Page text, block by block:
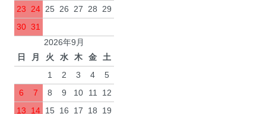
23 24 25 26 27 28 29
30 31
2026年9月
日
月 火 水 木 金
土
1
2 3 4
5
6
7 8 9 10 11
12
13
14 15 16 17 18 19